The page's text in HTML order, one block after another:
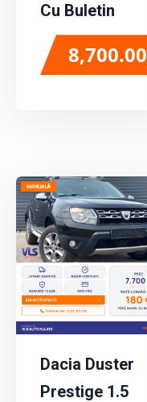
Cu Buletin
8,700.00
Dacia Duster
Prestige 1.5